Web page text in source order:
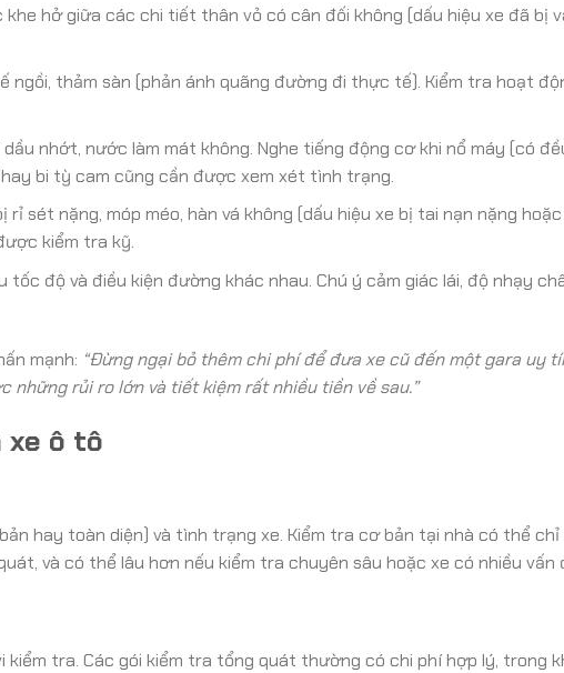
hở giữa các chi tiết thân vỏ có cân đối không (dấu hiệu xe đã bị
ngồi, thảm sàn (phản ánh quãng đường đi thực tế). Kiểm tra hoạt
nhớt, nước làm mát không. Nghe tiếng động cơ khi nổ máy (có
bi tỳ cam cũng cần được xem xét tình trạng.
rỉ sét nặng, móp méo, hàn vá không (dấu hiệu xe bị tai nạn nặng
kiểm tra kỹ.
độ và điều kiện đường khác nhau. Chú ý cảm giác lái, độ nhạy
mạnh: “Đừng ngại bỏ thêm chi phí để đưa xe cũ đến một gara uy
rủi ro lớn và tiết kiệm rất nhiều tiền về sau.”
xe ô tô
hay toàn diện) và tình trạng xe. Kiểm tra cơ bản tại nhà có thể
và có thể lâu hơn nếu kiểm tra chuyên sâu hoặc xe có nhiều
tra. Các gói kiểm tra tổng quát thường có chi phí hợp lý, trong